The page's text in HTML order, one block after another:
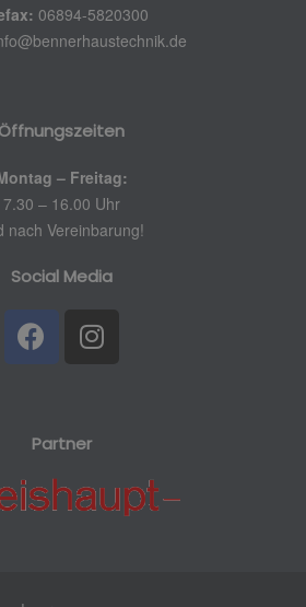
06894-5820300
Öffnungszeiten
– Freitag:
7.30 – 16.00 Uhr
nach Vereinbarung!
Social Media
Partner